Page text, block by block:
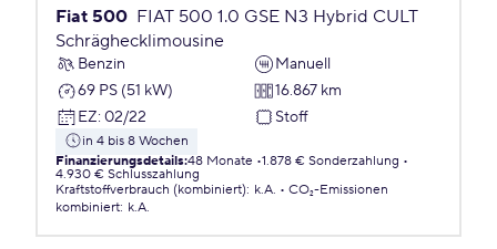
Fiat 500 FIAT 500 1.0 GSE N3 Hybrid CULT
Schräghecklimousine
Benzin
Manuell
69 PS (51 kW)
16.867 km
EZ: 02/22 Stoff
in 4 bis 8 Wochen
Finanzierungsdetails:48 Monate 1.878 € Sonderzahlung
4.930 € Schlusszahlung
Kraftstoffverbrauch (kombiniert): k.A.
CO₂-Emissionen
kombiniert: k.A.